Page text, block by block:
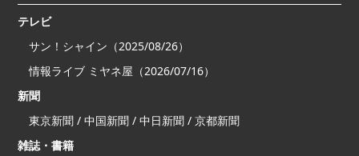
テレビ
サン！シャイン（2025/08/26）
情報ライブ ミヤネ屋（2026/07/16）
新聞
東京新聞 / 中国新聞 / 中日新聞 / 京都新聞
雑誌・書籍